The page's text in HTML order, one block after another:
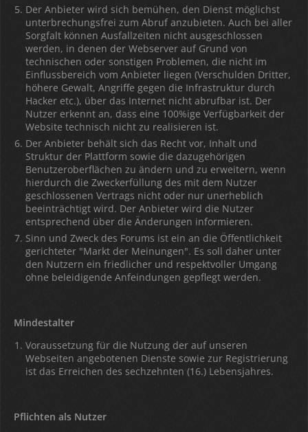
Der Anbieter wird sich bemühen, den Dienst möglichst
unterbrechungsfrei zum Abruf anzubieten. Auch bei aller
Sorgfalt können Ausfallzeiten nicht ausgeschlossen
werden, in denen der Webserver auf Grund von
technischen oder sonstigen Problemen, die nicht im
Einflussbereich vom Anbieter liegen (Verschulden Dritter,
höhere Gewalt, Angriffe gegen die Infrastruktur durch
Hacker etc.), über das Internet nicht abrufbar ist. Der
Nutzer erkennt an, dass eine 100%ige Verfügbarkeit der
Website technisch nicht zu realisieren ist.
Der Anbieter behält sich das Recht vor, Inhalt und
Struktur der Plattform sowie die dazugehörigen
Benutzeroberflächen zu ändern und zu erweitern, wenn
hierdurch die Zweckerfüllung des mit dem Nutzer
geschlossenen Vertrags nicht oder nur unerheblich
beeinträchtigt wird. Der Anbieter wird die Nutzer
entsprechend über die Änderungen informieren.
Sinn und Zweck des Forums ist ein an die Öffentlichkeit
gerichteter "Markt der Meinungen". Es soll daher unter
den Nutzern ein friedlicher und respektvoller Umgang
ohne beleidigende Anfeindungen gepflegt werden.
Mindestalter
Voraussetzung für die Nutzung der auf unseren
Webseiten angebotenen Dienste sowie zur Registrierung
ist das Erreichen des sechzehnten (16.) Lebensjahres.
Pflichten als Nutzer